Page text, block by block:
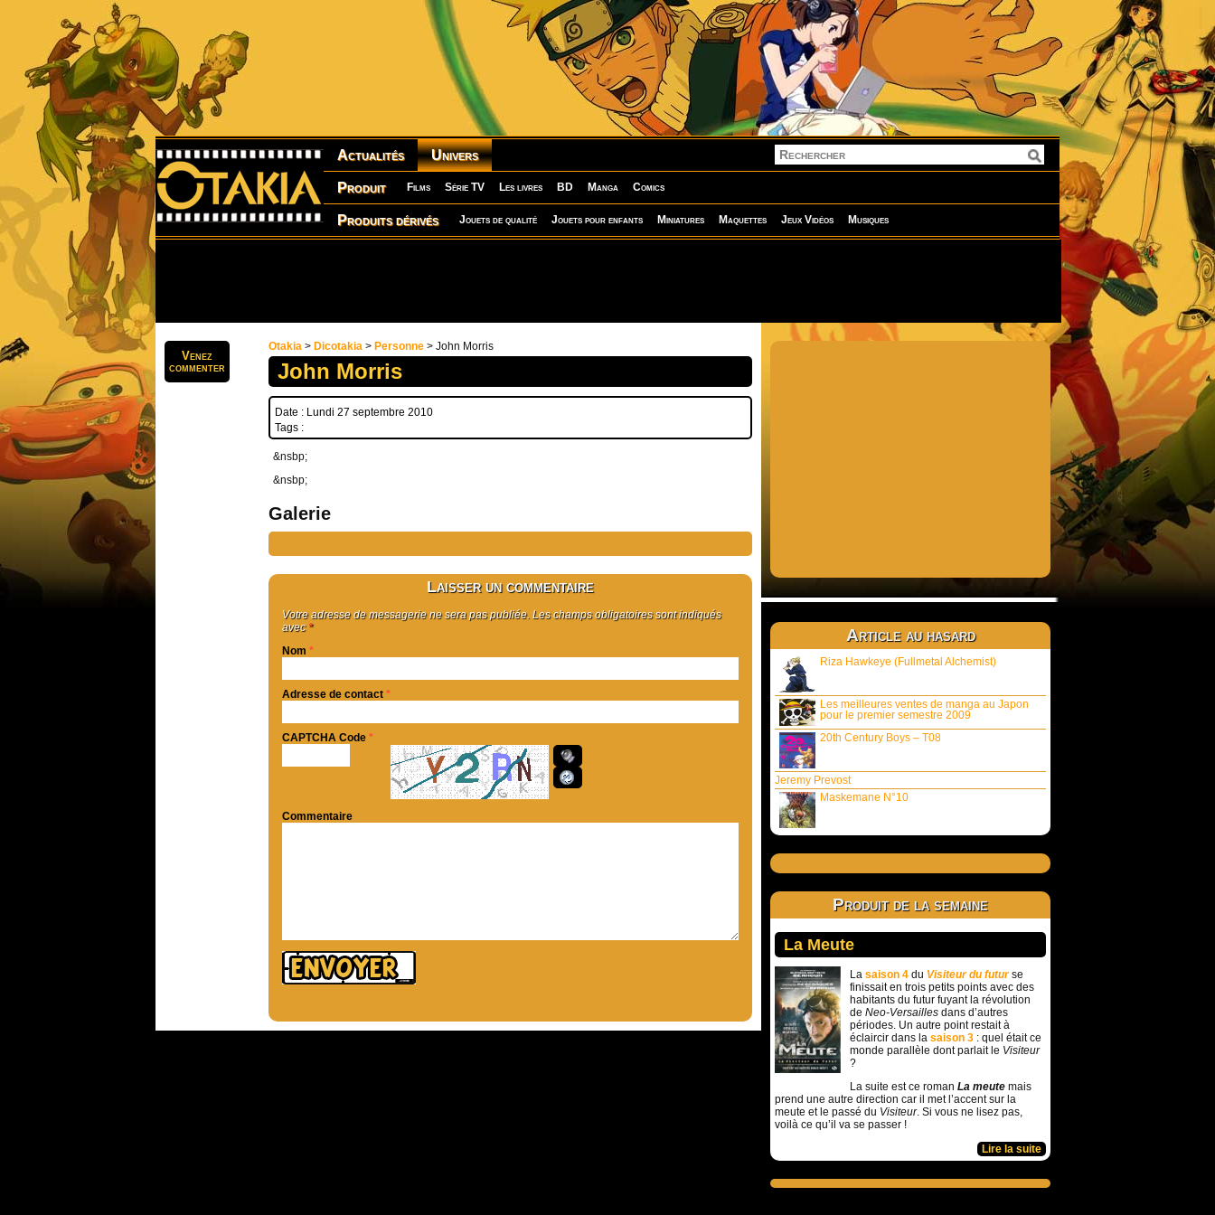
Actualités Univers
Produit Films Série TV Les livres BD Manga Comics
Produits dérivés Jouets de qualité Jouets pour enfants Miniatures Maquettes Jeux Vidéos Musiques
Venez
commenter
Otakia > Dicotakia > Personne > John Morris
John Morris
Date : Lundi 27 septembre 2010
Tags :
&nsbp;
&nsbp;
Galerie
Laisser un commentaire
Votre adresse de messagerie ne sera pas publiée. Les champs obligatoires sont indiqués
avec*
Nom *
Adresse de contact *
CAPTCHA Code *
Commentaire
Article au hasard
Riza Hawkeye (Fullmetal Alchemist)
Les meilleures ventes de manga au Japon
pour le premier semestre 2009
20th Century Boys – T08
Jeremy Prevost
Maskemane N°10
Produit de la semaine
La Meute
La saison 4 du Visiteur du futurse
finissait en trois petits points avec des
habitants du futur fuyant la révolution
de Neo-Versailles dans d’autres
périodes. Un autre point restait à
éclaircir dans la saison 3 : quel était ce
monde parallèle dont parlait le Visiteur
?
La suite est ce roman La meute mais
prend une autre direction car il met l’accent sur la
meute et le passé du Visiteur. Si vous ne lisez pas,
voilà ce qu’il va se passer !
Lire la suite